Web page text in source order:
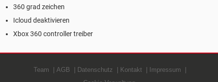
360 grad zeichen
Icloud deaktivieren
Xbox 360 controller treiber
Team AGB Datenschutz Kontakt
Impressum